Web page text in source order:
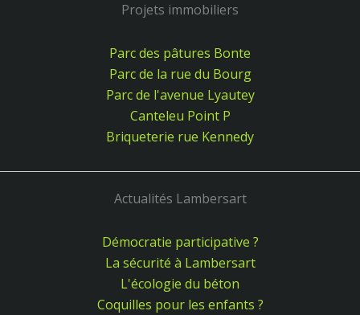
Projets immobiliers
Parc des pâtures Bonte
Parc de la rue du Bourg
Parc de l'avenue Lyautey
Canteleu Point P
Briqueterie rue Kennedy
Actualités Lambersart
Démocratie participative ?
La sécurité à Lambersart
L'écologie du béton
Coquilles pour les enfants ?